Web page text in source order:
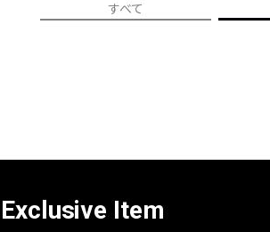
人気記事
フォーカス
すべて
Exclusive Item